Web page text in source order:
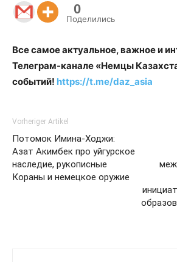
0
Поделились
Все самое актуальное, важное и
Телеграм-канале «Немцы
событий! https://t.me/daz_asia
Vorheriger Artikel
Потомок Имина-Ходжи:
Азат Акимбек про уйгурское
наследие, рукописные
Кораны и немецкое оружие